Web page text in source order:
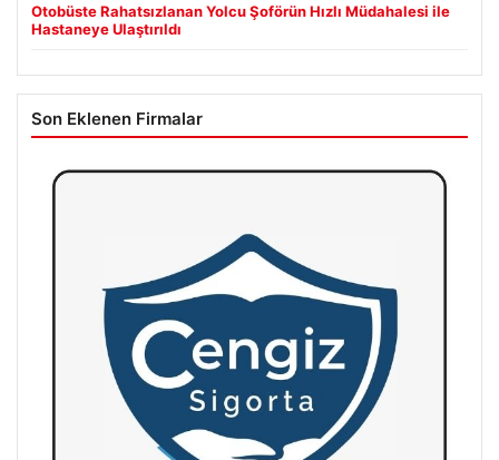
Otobüste Rahatsızlanan Yolcu Şoförün Hızlı Müdahalesi ile
Hastaneye Ulaştırıldı
Son Eklenen Firmalar